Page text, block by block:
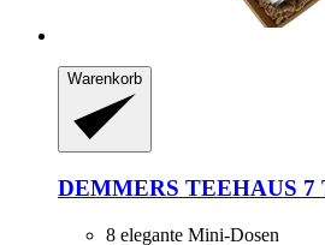
Warenkorb
DEMMERS TEEHAUS 7
8 elegante Mini-Dosen